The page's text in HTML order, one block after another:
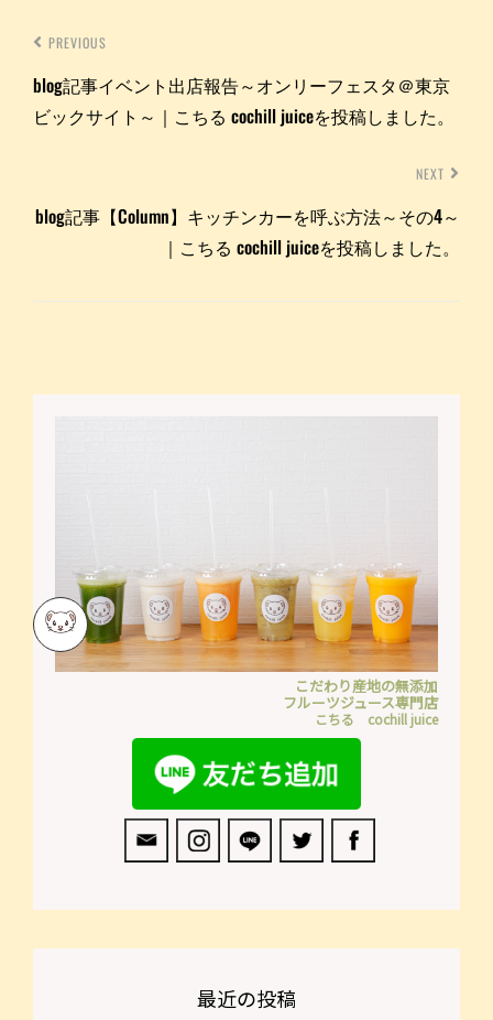
PREVIOUS
blog記事イベント出店報告～オンリーフェスタ＠東京
ビックサイト～｜こちる cochill juiceを投稿しました。
NEXT
blog記事【Column】キッチンカーを呼ぶ方法～その4～
｜こちる cochill juiceを投稿しました。
こだわり産地の無添加
フルーツジュース専門店
こちる cochill juice
最近の投稿